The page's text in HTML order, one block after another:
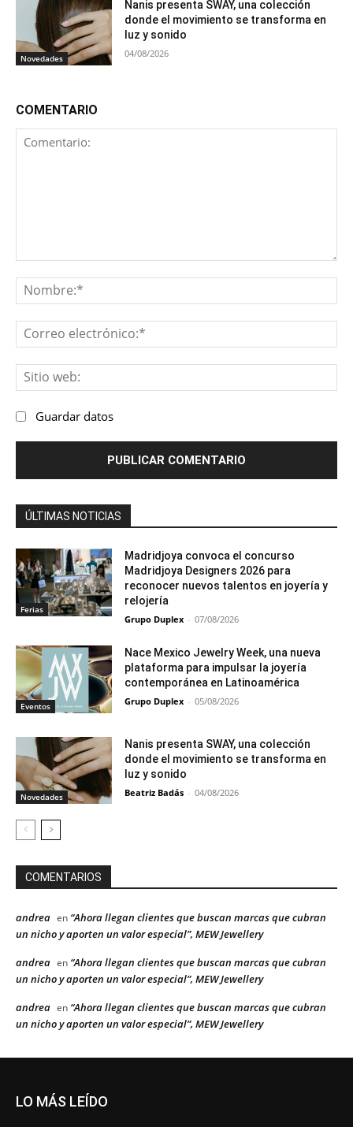
Novedades
Nanis presenta SWAY, una colección
donde el movimiento se transforma en
luz y sonido
04/08/2026
COMENTARIO
Guardar datos
ÚLTIMAS NOTICIAS
Ferias
Madridjoya convoca el concurso
Madridjoya Designers 2026 para
reconocer nuevos talentos en joyería y
relojería
Grupo Duplex - 07/08/2026
Eventos
Nace Mexico Jewelry Week, una nueva
plataforma para impulsar la joyería
contemporánea en Latinoamérica
Grupo Duplex - 05/08/2026
Novedades
Nanis presenta SWAY, una colección
donde el movimiento se transforma en
luz y sonido
Beatriz Badás - 04/08/2026
COMENTARIOS
andrea en “Ahora llegan clientes que buscan marcas que cubran
un nicho y aporten un valor especial”, MEW Jewellery
andrea en “Ahora llegan clientes que buscan marcas que cubran
un nicho y aporten un valor especial”, MEW Jewellery
andrea en “Ahora llegan clientes que buscan marcas que cubran
un nicho y aporten un valor especial”, MEW Jewellery
LO MÁS LEÍDO